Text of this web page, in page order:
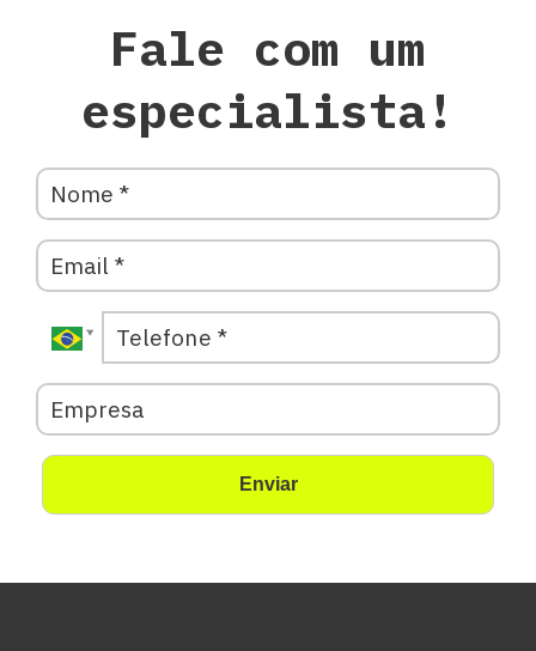
Fale com um
especialista!
Enviar